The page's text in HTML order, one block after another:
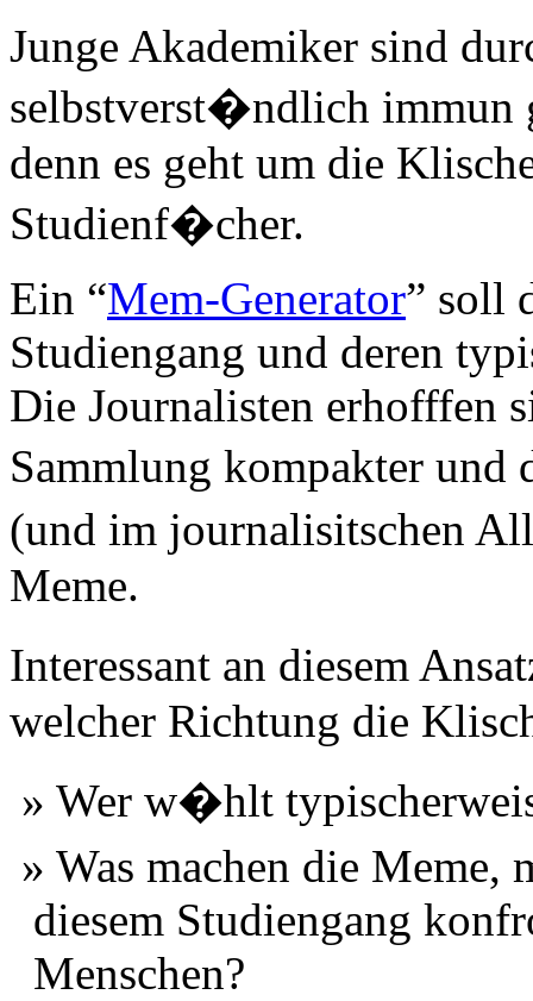
Junge Akademiker sind
selbstverst�ndlich immun
denn es geht um die
Studienf�cher.
Ein “Mem-Generator” soll
Studiengang und deren
Die Journalisten erhofffen
Sammlung kompakter
(und im journalisitschen
Meme.
Interessant an diesem
welcher Richtung die
Wer w�hlt
Was machen die Meme,
diesem Studiengang
Menschen?